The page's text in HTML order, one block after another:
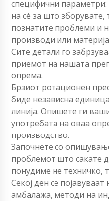
специфични параметри:
на сè за што зборувате,
познатите проблеми и
производи или
Сите детали го
приемот на нашата
опрема.
Брзиот ротационен
биде независна
линија. Опишете ги
употребата на оваа
производство.
Започнете со
проблемот што сакате
понудиме не техничко,
Секој ден се
амбалажа, методи на